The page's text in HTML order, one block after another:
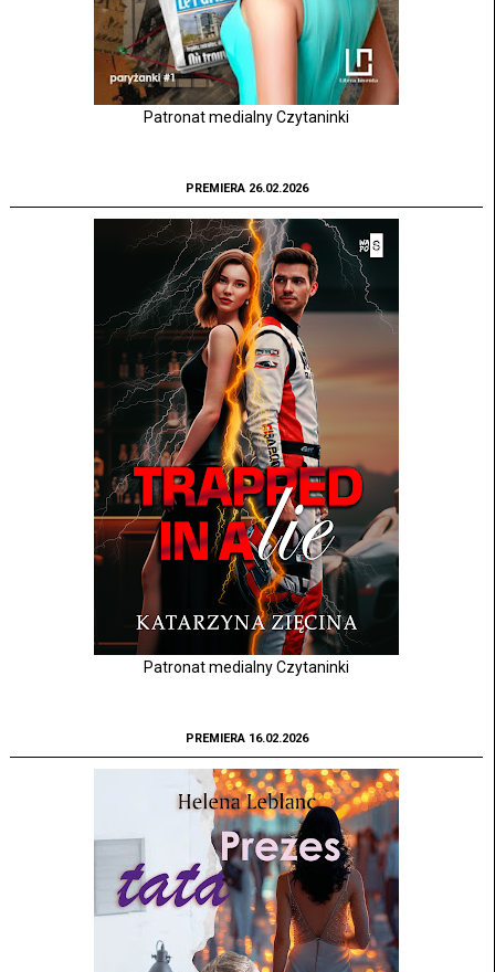
Patronat medialny Czytaninki
PREMIERA 26.02.2026
Patronat medialny Czytaninki
PREMIERA 16.02.2026